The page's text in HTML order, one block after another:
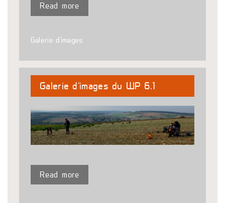
Read more
Galerie d'images
Galerie d’images du WP 6.1
Read more